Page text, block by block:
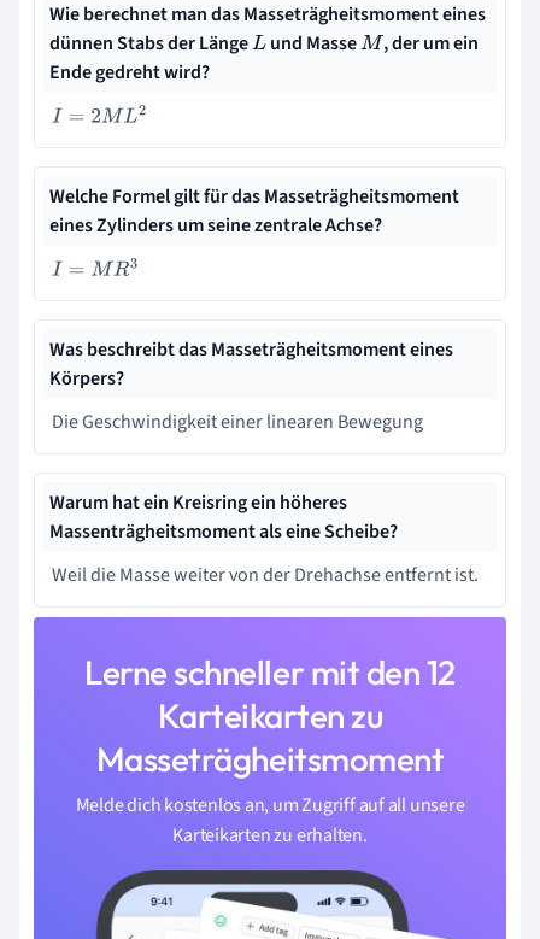
Wie berechnet man das Masseträgheitsmoment eines
dünnen Stabs der LängeL und MasseM , der um ein
Ende gedreht wird?
I= 2M L2
Welche Formel gilt für das Masseträgheitsmoment
eines Zylinders um seine zentrale Achse?
I= MR 3
Was beschreibt das Masseträgheitsmoment eines
Körpers?
Die Geschwindigkeit einer linearen Bewegung
Warum hat ein Kreisring ein höheres
Massenträgheitsmoment als eine Scheibe?
Weil die Masse weiter von der Drehachse entfernt ist.
Lerne schneller mit den 12
Karteikarten zu
Masseträgheitsmoment
Melde dich kostenlos an, um Zugriff auf all unsere
Karteikarten zu erhalten.